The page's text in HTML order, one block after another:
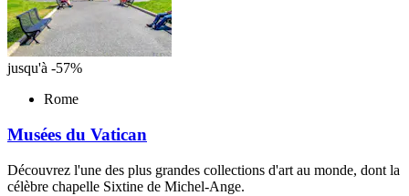
jusqu'à -57%
Rome
Musées du Vatican
Découvrez l'une des plus grandes collections d'art au monde, dont la
célèbre chapelle Sixtine de Michel-Ange.